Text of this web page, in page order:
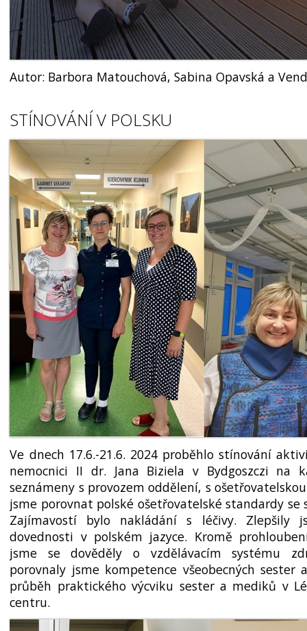
Autor: Barbora Matouchová, Sabina Opavská a
STÍNOVÁNÍ V POLSKU
Ve dnech 17.6.-21.6. 2024 proběhlo stínování
nemocnici II dr. Jana Biziela v Bydgoszczi na
seznámeny s provozem oddělení, s
jsme porovnat polské ošetřovatel­ské standardy se
Zajímavostí bylo nakládání s léčivy. Zlepšily
dovednosti v polském jazyce. Kromě
jsme se dověděly o vzdělávacím systému
porovnaly jsme kompetence všeobecných
průběh praktického výcviku sester a mediků v
centru.